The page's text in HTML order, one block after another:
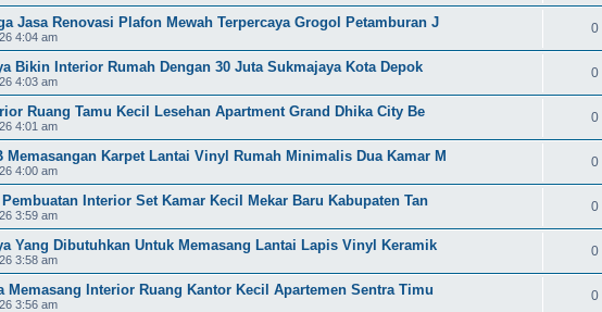
Jasa Renovasi Plafon Mewah Terpercaya Grogol Petamburan J
4:04 am
0
Bikin Interior Rumah Dengan 30 Juta Sukmajaya Kota Depok
4:03 am
0
Ruang Tamu Kecil Lesehan Apartment Grand Dhika City Be
4:01 am
0
Memasangan Karpet Lantai Vinyl Rumah Minimalis Dua Kamar M
4:00 am
0
Pembuatan Interior Set Kamar Kecil Mekar Baru Kabupaten Tan
3:59 am
0
Yang Dibutuhkan Untuk Memasang Lantai Lapis Vinyl Keramik
3:58 am
0
Memasang Interior Ruang Kantor Kecil Apartemen Sentra Timu
3:56 am
0